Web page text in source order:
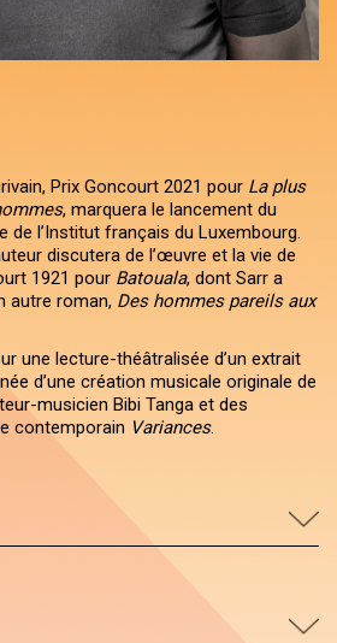
Prix Goncourt 2021 pour La plus
, marquera le lancement du
de l’Institut français du Luxembourg.
discutera de l’œuvre et la vie de
1921 pour Batouala, dont Sarr a
autre roman, Des hommes pareils aux
une lecture-théâtralisée d’un extrait
d’une création musicale originale de
musicien Bibi Tanga et des
contemporain Variances.